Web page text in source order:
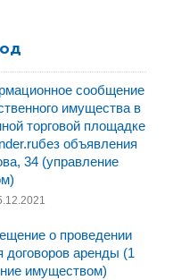
сообщение
имущества в
торговой площадке
объявления
34 (управление
о проведении
договоров аренды (1
имуществом)